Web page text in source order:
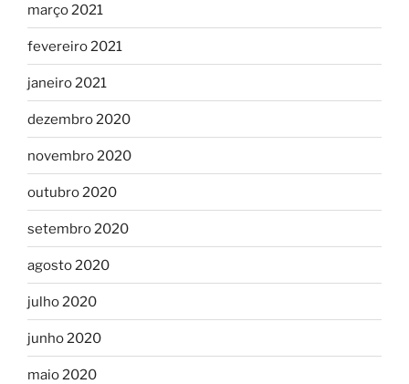
março 2021
fevereiro 2021
janeiro 2021
dezembro 2020
novembro 2020
outubro 2020
setembro 2020
agosto 2020
julho 2020
junho 2020
maio 2020